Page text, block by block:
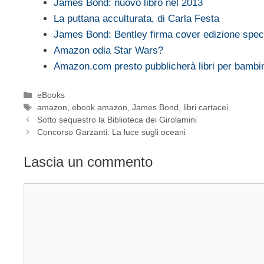
James Bond: nuovo libro nel 2013
La puttana acculturata, di Carla Festa
James Bond: Bentley firma cover edizione
Amazon odia Star Wars?
Amazon.com presto pubblicherà libri per
Categorie
eBooks
Tag
amazon,ebook amazon,James Bond, libri cartacei
Sotto sequestro la Biblioteca dei Girolamini
Concorso Garzanti: La luce sugli oceani
Lascia un commento